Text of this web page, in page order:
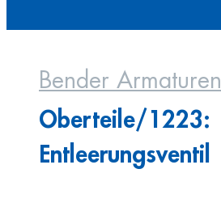
Bender Armaturen
Oberteile/1223:
Entleerungsventil